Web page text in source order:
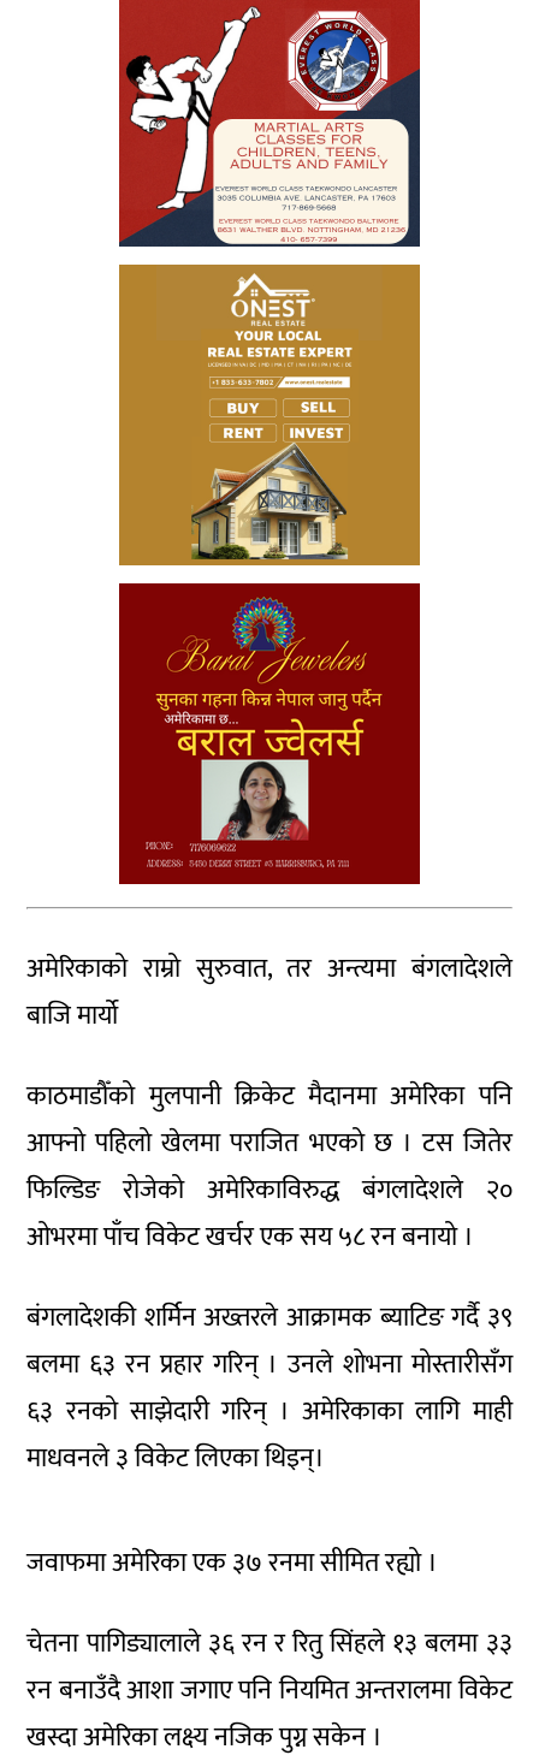
अमेरिकाको राम्रो सुरुवात, तर अन्त्यमा बंगलादेशले
बाजि मार्यो
काठमाडौँको मुलपानी क्रिकेट मैदानमा अमेरिका पनि
आफ्नो पहिलो खेलमा पराजित भएको छ । टस जितेर
फिल्डिङ रोजेको अमेरिकाविरुद्ध बंगलादेशले २०
ओभरमा पाँच विकेट खर्चर एक सय ५८ रन बनायो ।
बंगलादेशकी शर्मिन अख्तरले आक्रामक ब्याटिङ गर्दै ३९
बलमा ६३ रन प्रहार गरिन् । उनले शोभना मोस्तारीसँग
६३ रनको साझेदारी गरिन् । अमेरिकाका लागि माही
माधवनले ३ विकेट लिएका थिइन्।
जवाफमा अमेरिका एक ३७ रनमा सीमित रह्यो ।
चेतना पागिड्यालाले ३६ रन र रितु सिंहले १३ बलमा ३३
रन बनाउँदै आशा जगाए पनि नियमित अन्तरालमा विकेट
खस्दा अमेरिका लक्ष्य नजिक पुग्न सकेन ।